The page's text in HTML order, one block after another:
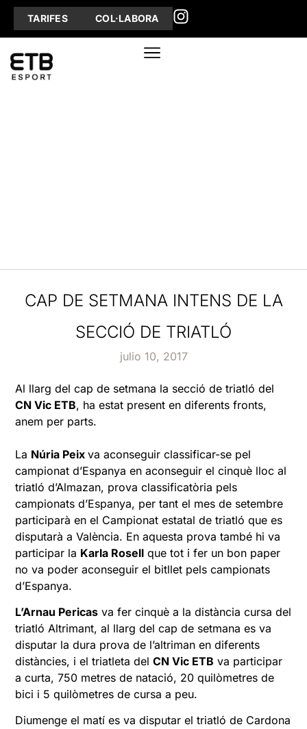
TARIFES COL·LABORA
CAP DE SETMANA INTENS DE LA
SECCIÓ DE TRIATLÓ
julio 10, 2017
Al llarg del cap de setmana la secció de triatló del
CN Vic ETB, ha estat present en diferents fronts,
anem per parts.
La Núria Peixva aconseguir classificar-se pel
campionat d’Espanya en aconseguir el cinquè lloc al
triatló d’Almazan, prova classificatòria pels
campionats d’Espanya, per tant el mes de setembre
participarà en el Campionat estatal de triatló que es
disputarà a València. En aquesta prova també hi va
participar la Karla Rosell que tot i fer un bon paper
no va poder aconseguir el bitllet pels campionats
d’Espanya.
L’Arnau Pericas va fer cinquè a la distància cursa del
triatló Altrimant, al llarg del cap de setmana es va
disputar la dura prova de l’altriman en diferents
distàncies, i el triatleta delCN Vic ETB va participar
a curta, 750 metres de natació, 20 quilòmetres de
bici i 5 quilòmetres de cursa a peu.
Diumenge el matí es va disputar el triatló de Cardona